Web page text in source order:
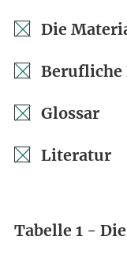
Die
Berufliche
Glossar
Literatur
Tabelle 1 -